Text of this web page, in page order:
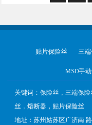
贴片保险丝 三
MSD手
关键词：保险丝，三端保
丝，熔断器，贴片保险丝
地址：苏州姑苏区广济南